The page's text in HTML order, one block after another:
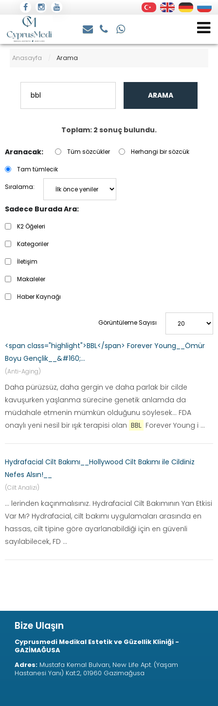
Anasayfa / Arama
ARAMA
Toplam: 2 sonuç bulundu.
Aranacak: Tüm sözcükler Herhangi bir sözcük
Tam tümlecik
Sıralama:
Sadece Burada Ara:
K2 Öğeleri
Kategoriler
İletişim
Makaleler
Haber Kaynağı
Görüntüleme Sayısı
<span class="highlight">BBL</span> Forever Young__Ömür
Boyu Gençlik__&#160;...
(Anti-Aging)
Daha pürüzsüz, daha gergin ve daha parlak bir cilde
kavuşurken yaşlanma sürecine genetik anlamda da
müdahale etmenin mümkün olduğunu söylesek… FDA
onaylı yeni nesil bir ışık terapisi olan BBL Forever Young i ...
Hydrafacial Cilt Bakımı__Hollywood Cilt Bakımı ile Cildiniz
Nefes Alsın!__
(Cilt Analizi)
... lerinden kaçınmalısınız. Hydrafacial Cilt Bakımının Yan Etkisi
Var Mı? Hydrafacial, cilt bakımı uygulamaları arasında en
hassas, cilt tipine göre ayarlanabildiği için en güvenli
sayılabilecek, FD ...
Bize Ulaşın
Cyprusmedi Medikal Estetik ve Güzellik Kliniği -
GAZİMAĞUSA
Adres: Mustafa Kemal Bulvarı, New Life Apt. (Yaşam
Hastanesi Yanı) Kat:2, 01960 Gazimağusa